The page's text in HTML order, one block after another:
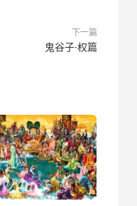
下一篇
鬼谷子·权篇